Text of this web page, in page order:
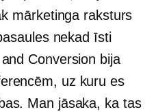
mārketinga raksturs
nekad īsti
Conversion bija
uz kuru es
Man jāsaka, ka tas